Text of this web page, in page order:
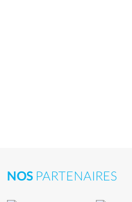
NOS PARTENAIRES